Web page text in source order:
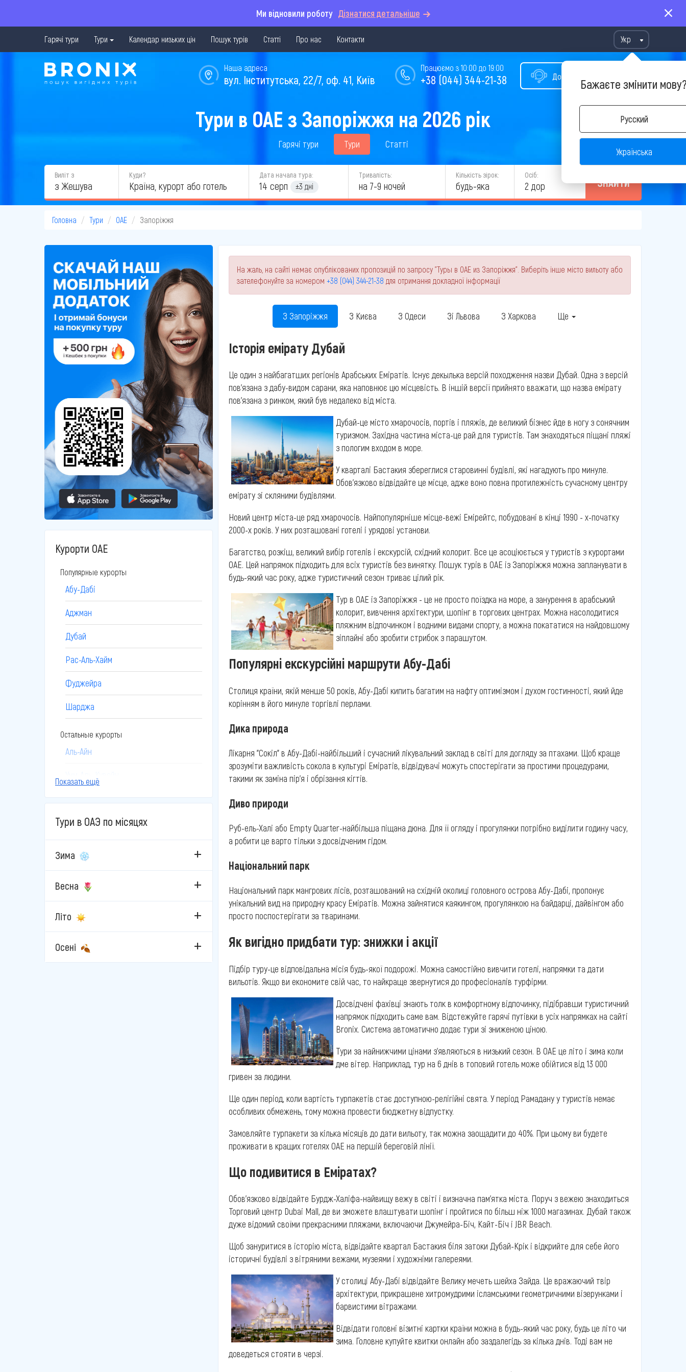
Ми відновили роботу Дізнатися детальніше
Гарячі тури Тури Календар низьких цін Пошук турів Статті Про нас Контакти Укр
Бажаєте змінити
Русский
Українська
Допомога у виборі туру
Працюємо з 10:00 до 19:00
+38 (044) 344-21-38
Наша адреса
вул. Інститутська, 22/7, оф. 41, Київ
Тури в ОАЕ з Запоріжжя на 2026 рік
Гарячі тури Тури Статті
Виліт з
з Жешува
Куди? Дата начала тура:
14 серп ±3 дні
Тривалість:
на 7-9 ночей
Кількість зірок:
будь-яка
Осіб:
2 дор ЗНАЙТИ
Головна Тури ОАЕ Запоріжжя
Курорти ОАЕ
Популярные курорты
Абу-Дабі
Аджман
Дубай
Рас-Аль-Хайм
Фуджейра
Шарджа
Остальные курорты
Аль-Айн
Показать ещё
Тури в ОАЭ по місяцях
Зима
Весна
Літо
Осені
На жаль, на сайті немає опублікованих пропозицій по запросу "Туры в ОАЕ из Запоріжжя". Виберіть інше місто вильоту або
зателефонуйте за номером +38 (044) 344-21-38 для отримання докладної інформації
З Запоріжжя З Києва З Одеси Зі Львова З Харкова Ще
Історія емірату Дубай
Це один з найбагатших регіонів Арабських Еміратів. Існує декылька версій походження назви Дубай. Одна з версій
пов'язана з дабу-видом сарани, яка наповнює цю місцевість. В іншій версії прийнято вважати, що назва емірату
пов'язана з ринком, який був недалеко від міста.
Дубай-це місто хмарочосів, портів і пляжів, де великий бізнес йде в ногу з сонячним
туризмом. Західна частина міста-це рай для туристів. Там знаходяться піщані пляжі
з пологим входом в море.
У кварталі Бастакия збереглися старовинні будівлі, які нагадують про минуле.
Обов'язково відвідайте це місце, адже воно повна протилежність сучасному центру
емірату зі скляними будівлями.
Новий центр міста-це ряд хмарочосів. Найпопулярніше місце-вежі Емірейтс, побудовані в кінці 1990 - х-початку
2000-х років. У них розташовані готелі і урядові установи.
Багатство, розкіш, великий вибір готелів і екскурсій, східний колорит. Все це асоціюється у туристів з курортами
ОАЕ. Цей напрямок підходить для всіх туристів без винятку. Пошук турів в ОАЕ із Запоріжжя можна запланувати в
будь-який час року, адже туристичний сезон триває цілий рік.
Тур в ОАЕ із Запоріжжя - це не просто поїздка на море, а занурення в арабський
колорит, вивчення архітектури, шопінг в торгових центрах. Можна насолодитися
пляжним відпочинком і водними видами спорту, а можна покататися на найдовшому
зіплайні або зробити стрибок з парашутом.
Популярні екскурсійні маршрути Абу-Дабі
Столиця країни, якій менше 50 років, Абу-Дабі кипить багатим на нафту оптимізмом і духом гостинності, який йде
корінням в його минуле торгівлі перлами.
Дика природа
Лікарня "Сокіл" в Абу-Дабі-найбільший і сучасний лікувальний заклад в світі для догляду за птахами. Щоб краще
зрозуміти важливість сокола в культурі Еміратів, відвідувачі можуть спостерігати за простими процедурами,
такими як заміна пір'я і обрізання кігтів.
Диво природи
Руб-ель-Халі або Empty Quarter-найбільша піщана дюна. Для її огляду і прогулянки потрібно виділити годину часу,
а робити це варто тільки з досвідченим гідом.
Національний парк
Національний парк мангрових лісів, розташований на східній околиці головного острова Абу-Дабі, пропонує
унікальний вид на природну красу Еміратів. Можна зайнятися каякингом, прогулянкою на байдарці, дайвінгом або
просто поспостерігати за тваринами.
Як вигідно придбати тур: знижки і акції
Підбір туру-це відповідальна місія будь-якої подорожі. Можна самостійно вивчити готелі, напрямки та дати
вильотів. Якщо ви економите свій час, то найкраще звернутися до професіоналів турфірми.
Досвідчені фахівці знають толк в комфортному відпочинку, підібравши туристичний
напрямок підходить саме вам. Відстежуйте гарячі путівки в усіх напрямках на сайті
Bronix. Система автоматично додає тури зі зниженою ціною.
Тури за найнижчими цінами з'являються в низький сезон. В ОАЕ це літо і зима коли
дме вітер. Наприклад, тур на 6 днів в топовий готель може обійтися від 13 000
гривен за людини.
Ще один період, коли вартість турпакетів стає доступною-релігійні свята. У період Рамадану у туристів немає
особливих обмежень, тому можна провести бюджетну відпустку.
Замовляйте турпакети за кілька місяців до дати вильоту, так можна заощадити до 40%. При цьому ви будете
проживати в кращих готелях ОАЕ на першій береговій лінії.
Що подивитися в Еміратах?
Обов'язково відвідайте Бурдж-Халіфа-найвищу вежу в світі і визначна пам'ятка міста. Поруч з вежею знаходиться
Торговий центр Dubai Mall, де ви зможете влаштувати шопінг і пройтися по більш ніж 1000 магазинах. Дубай також
дуже відомий своїми прекрасними пляжами, включаючи Джумейра-Біч, Кайт-Біч і JBR Beach.
Щоб зануритися в історію міста, відвідайте квартал Бастакия біля затоки Дубай-Крік і відкрийте для себе його
історичні будівлі з вітряними вежами, музеями і художніми галереями.
У столиці Абу-Дабі відвідайте Велику мечеть шейха Зайда. Це вражаючий твір
архітектури, прикрашене хитромудрими ісламськими геометричними візерунками і
барвистими вітражами.
Відвідати головні візитні картки країни можна в будь-який час року, будь це літо чи
зима. Головне купуйте квитки онлайн або заздалегідь за кілька днів. Тоді вам не
доведеться стояти в черзі.